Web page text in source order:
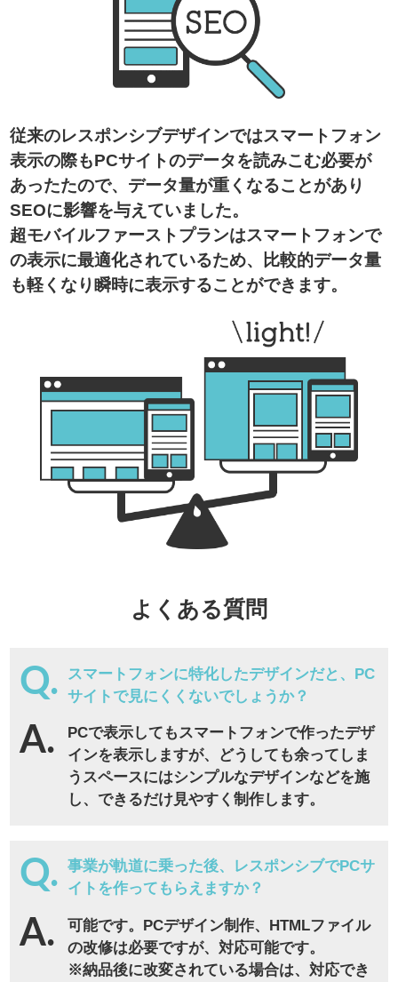
従来のレスポンシブデザインではスマートフォン
表示の際もPCサイトのデータを読みこむ必要が
あったたので、データ量が重くなることがあり
SEOに影響を与えていました。
超モバイルファーストプランはスマートフォンで
の表示に最適化されているため、比較的データ量
も軽くなり瞬時に表示することができます。
よくある質問
スマートフォンに特化したデザインだと、PC
サイトで見にくくないでしょうか？
PCで表示してもスマートフォンで作ったデザ
インを表示しますが、どうしても余ってしま
うスペースにはシンプルなデザインなどを施
し、できるだけ見やすく制作します。
事業が軌道に乗った後、レスポンシブでPCサ
イトを作ってもらえますか？
可能です。PCデザイン制作、HTMLファイル
の改修は必要ですが、対応可能です。
※納品後に改変されている場合は、対応でき